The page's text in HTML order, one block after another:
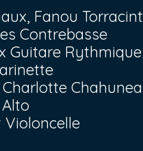
Fanou
Contrebasse
Guitare Rythmique